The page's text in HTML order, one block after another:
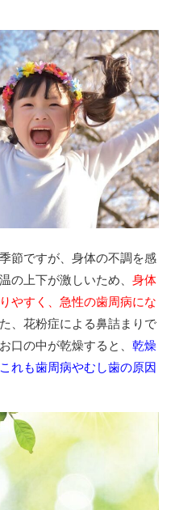
節ですが、身体の不調を感
の上下が激しいため、 身体
やすく、急性の歯周病にな
、花粉症による鼻詰まりで
口の中が乾燥すると、 乾燥
れも歯周病やむし歯の原因